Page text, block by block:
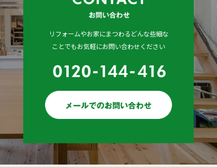
リフォームやお家にまつわるどんな些細な
ことでもお気軽にお問い合わせください